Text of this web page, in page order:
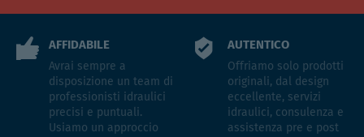
AFFIDABILE
Avrai sempre a
disposizione un team di
professionisti idraulici
precisi e puntuali.
Usiamo un approccio
AUTENTICO
Offriamo solo prodotti
originali, dal design
eccellente, servizi
idraulici, consulenza e
assistenza pre e post